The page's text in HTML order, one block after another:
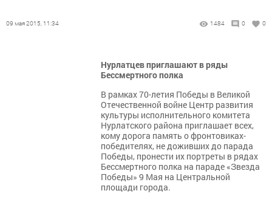
09 мая 2015, 11:34 1484 0 0
Нурлатцев приглашают в ряды
Бессмертного полка
В рамках 70-летия Победы в Великой
Отечественной войне Центр развития
культуры исполнительного комитета
Нурлатского района приглашает всех,
кому дорога память о фронтовиках-
победителях, не доживших до парада
Победы, пронести их портреты в рядах
Бессмертного полка на параде «Звезда
Победы» 9 Мая на Центральной
площади города.